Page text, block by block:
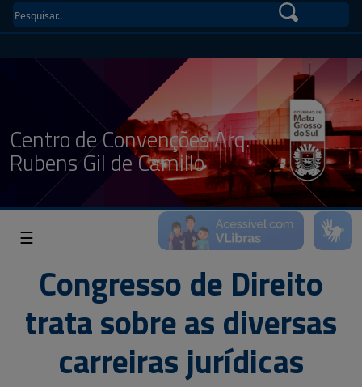
Centro de Convenções Arq.
Rubens Gil de Camillo
☰
Congresso de Direito
trata sobre as diversas
carreiras jurídicas